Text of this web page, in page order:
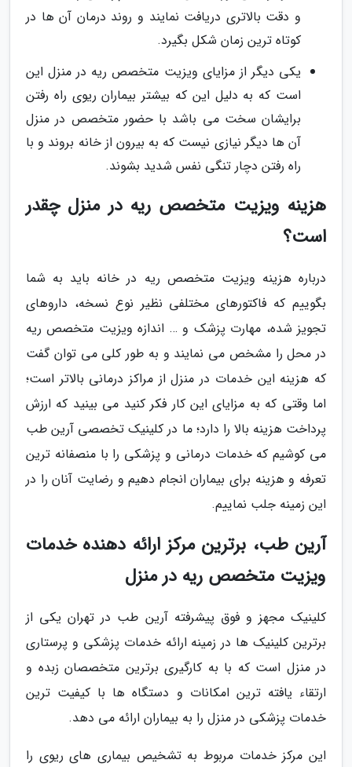
و دقت بالاتری دریافت نمایند و روند درمان آن ها در
کوتاه ترین زمان شکل بگیرد.
یکی دیگر از مزایای ویزیت متخصص ریه در منزل این
است که به دلیل این که بیشتر بیماران ریوی راه رفتن
برایشان سخت می باشد با حضور متخصص در منزل
آن ها دیگر نیازی نیست که به بیرون از خانه بروند و با
راه رفتن دچار تنگی نفس شدید بشوند.
هزینه ویزیت متخصص ریه در منزل چقدر
است؟
درباره هزینه ویزیت متخصص ریه در خانه باید به شما
بگوییم که فاکتورهای مختلفی نظیر نوع نسخه، داروهای
تجویز شده، مهارت پزشک و … اندازه ویزیت متخصص ریه
در محل را مشخص می نمایند و به طور کلی می توان گفت
که هزینه این خدمات در منزل از مراکز درمانی بالاتر است؛
اما وقتی که به مزایای این کار فکر کنید می بینید که ارزش
پرداخت هزینه بالا را دارد؛ ما در کلینیک تخصصی آرین طب
می کوشیم که خدمات درمانی و پزشکی را با منصفانه ترین
تعرفه و هزینه برای بیماران انجام دهیم و رضایت آنان را در
این زمینه جلب نماییم.
آرین طب، برترین مرکز ارائه دهنده خدمات
ویزیت متخصص ریه در منزل
کلینیک مجهز و فوق پیشرفته آرین طب در تهران یکی از
برترین کلینیک ها در زمینه ارائه خدمات پزشکی و پرستاری
در منزل است که با به کارگیری برترین متخصصان زبده و
ارتقاء یافته ترین امکانات و دستگاه ها با کیفیت ترین
خدمات پزشکی در منزل را به بیماران ارائه می دهد.
این مرکز خدمات مربوط به تشخیص بیماری های ریوی را